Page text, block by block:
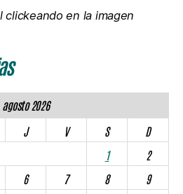
clickeando en la imagen
agosto 2026
J V S
D
1
2
6 7 8
9